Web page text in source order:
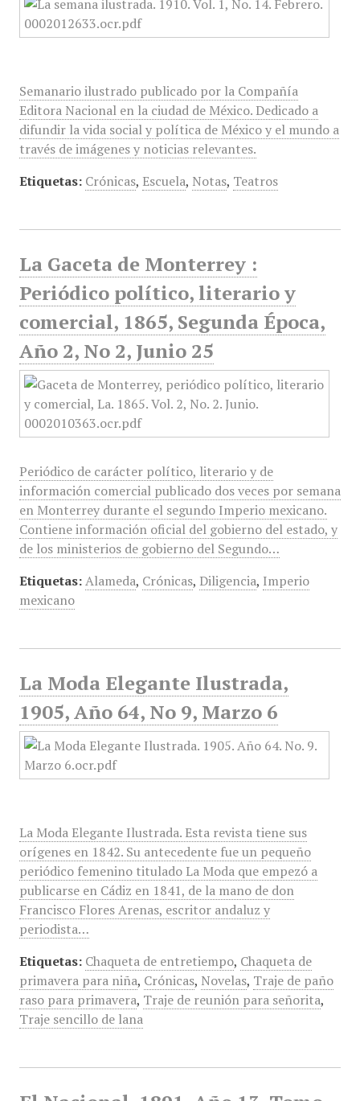
Semanario ilustrado publicado por la Compañía
Editora Nacional en la ciudad de México. Dedicado a
difundir la vida social y política de México y el mundo a
través de imágenes y noticias relevantes.
Etiquetas: Crónicas, Escuela, Notas, Teatros
La Gaceta de Monterrey :
Periódico político, literario y
comercial, 1865, Segunda Época,
Año 2, No 2, Junio 25
Periódico de carácter político, literario y de
información comercial publicado dos veces por semana
en Monterrey durante el segundo Imperio mexicano.
Contiene información oficial del gobierno del estado, y
de los ministerios de gobierno del Segundo…
Etiquetas: Alameda, Crónicas, Diligencia, Imperio
mexicano
La Moda Elegante Ilustrada,
1905, Año 64, No 9, Marzo 6
La Moda Elegante Ilustrada. Esta revista tiene sus
orígenes en 1842. Su antecedente fue un pequeño
periódico femenino titulado La Moda que empezó a
publicarse en Cádiz en 1841, de la mano de don
Francisco Flores Arenas, escritor andaluz y
periodista…
Etiquetas: Chaqueta de entretiempo, Chaqueta de
primavera para niña, Crónicas, Novelas, Traje de paño
raso para primavera, Traje de reunión para señorita,
Traje sencillo de lana